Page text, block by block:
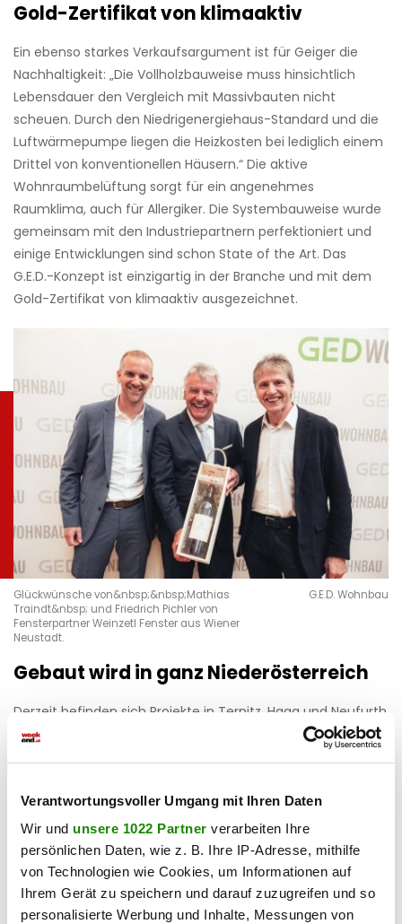
Verantwortungsvoller Umgang mit Ihren Daten
Wir und unsere 1022 Partner verarbeiten Ihre
persönlichen Daten, wie z. B. Ihre IP-Adresse, mithilfe
von Technologien wie Cookies, um Informationen auf
Ihrem Gerät zu speichern und darauf zuzugreifen und so
personalisierte Werbung und Inhalte, Messungen von
Gold-Zertifikat von klimaaktiv
Ein ebenso starkes Verkaufsargument ist für Geiger die
Nachhaltigkeit: „Die Vollholzbauweise muss hinsichtlich
Lebensdauer den Vergleich mit Massivbauten nicht
scheuen. Durch den Niedrigenergiehaus-Standard und die
Luftwärmepumpe liegen die Heizkosten bei lediglich einem
Drittel von konventionellen Häusern.“ Die aktive
Wohnraumbelüftung sorgt für ein angenehmes
Raumklima, auch für Allergiker. Die Systembauweise wurde
gemeinsam mit den Industriepartnern perfektioniert und
einige Entwicklungen sind schon State of the Art. Das
G.E.D.-Konzept ist einzigartig in der Branche und mit dem
Gold-Zertifikat von klimaaktiv ausgezeichnet.
Glückwünsche von&nbsp;&nbsp;Mathias
Traindt&nbsp; und Friedrich Pichler von
Fensterpartner Weinzetl Fenster aus Wiener
Neustadt.
G.E.D. Wohnbau
Gebaut wird in ganz Niederösterreich
Derzeit befinden sich Projekte in Ternitz, Haag und Neufurth
an der Ybbs in Umsetzung. Neue Häuser in Pöchlarn und
Planung bzw. Umsetzung. G.E.D. sucht laufend Grundstücke
in Niederösterreich, Burgenland und im Großraum Graz mit
mindestens 2000 Quadratmetern und Bauland-Widmung
(Bauklasse I mit Zusatz 6,50 Meter Gebäudehöhe oder
Bauklasse II).